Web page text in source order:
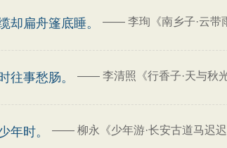
却扁舟篷底睡。 —— 李珣《南乡子·云带
往事愁肠。 —— 李清照《行香子·天与秋光
年时。 —— 柳永《少年游·长安古道马迟迟